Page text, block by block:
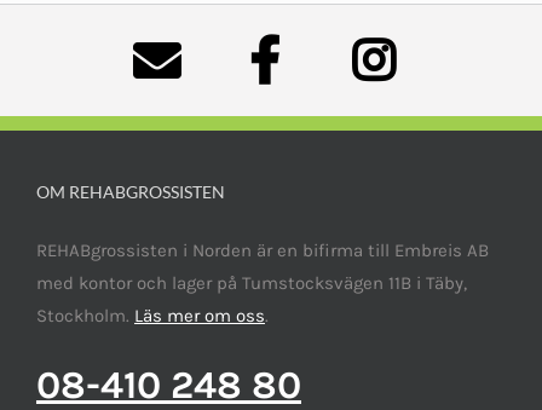
OM REHABGROSSISTEN
REHABgrossisten i Norden är en bifirma till Embreis AB
med kontor och lager på Tumstocksvägen 11B i Täby,
Stockholm. Läs mer om oss.
08-410 248 80